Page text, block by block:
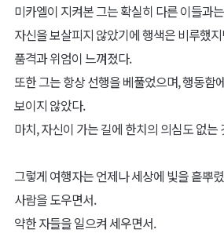
"저 아래, 진실을 보는 눈을 지키라. 그는 훗
레미디오스의 계시는, 대천사 미카엘에게
뿐이었다.
그런 의문이 들었음에도 불구하고 미카엘은
가 계시의 진의를 확인하고자 했다.